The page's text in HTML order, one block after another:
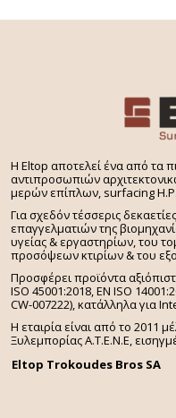
H Eltop αποτελεί ένα από τα
αντιπροσωπιών
μερών επίπλων, surfacing
Για σχεδόν τέσσερις
επαγγελματιών της
υγείας & εργαστηρίων, του
προσόψεων κτιρίων & του
Προσφέρει προϊόντα
ISO 45001:2018, EN ISO
CW-007222), κατάλληλα για
Η εταιρία είναι από το 2011
Ξυλεμπορίας Α.Τ.Ε.Ν.Ε,
Eltop Trokoudes Bros SA